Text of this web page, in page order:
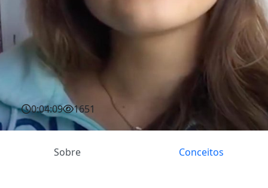
0:04:09 1651
Sobre Conceitos